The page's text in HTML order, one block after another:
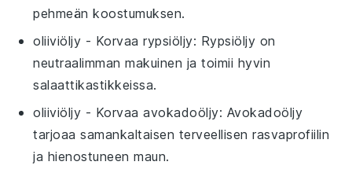
pehmeän koostumuksen.
oliiviöljy - Korvaarypsiöljy: Rypsiöljy on
neutraalimman makuinen ja toimii hyvin
salaattikastikkeissa.
oliiviöljy - Korvaaavokadoöljy: Avokadoöljy
tarjoaa samankaltaisen terveellisen rasvaprofiilin
ja hienostuneen maun.